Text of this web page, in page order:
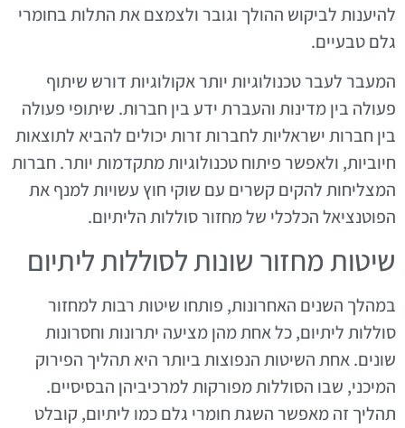
להיענות לביקוש ההולך וגובר ולצמצם את התלות בחומרי
גלם טבעיים.
המעבר לעבר טכנולוגיות יותר אקולוגיות דורש שיתוף
פעולה בין מדינות והעברת ידע בין חברות. שיתופי פעולה
בין חברות ישראליות לחברות זרות יכולים להביא לתוצאות
חיוביות, ולאפשר פיתוח טכנולוגיות מתקדמות יותר. חברות
המצליחות להקים קשרים עם שוקי חוץ עשויות למנף את
הפוטנציאל הכלכלי של מחזור סוללות הליתיום.
שיטות מחזור שונות לסוללות ליתיום
במהלך השנים האחרונות, פותחו שיטות רבות למחזור
סוללות ליתיום, כל אחת מהן מציעה יתרונות וחסרונות
שונים. אחת השיטות הנפוצות ביותר היא תהליך הפירוק
המיכני, שבו הסוללות מפורקות למרכיביהן הבסיסיים.
תהליך זה מאפשר השגת חומרי גלם כמו ליתיום, קובלט